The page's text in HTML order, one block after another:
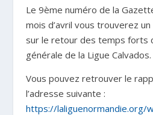
Le 9ème numéro de la
mois d’avril vous trouverez
sur le retour des temps forts
générale de la Ligue Calvados.
Vous pouvez retrouver le
l’adresse suivante :
https://laliguenormandie.org/